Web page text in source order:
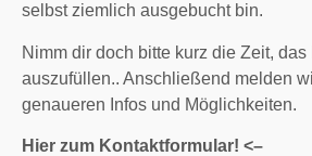
selbst ziemlich ausgebucht bin.
Nimm dir doch bitte kurz die Zeit, das
auszufüllen.. Anschließend melden
genaueren Infos und Möglichkeiten.
Hier zum Kontaktformular! <–